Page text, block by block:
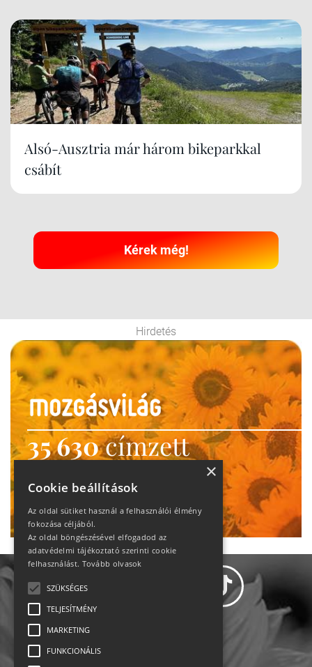
Alsó-Ausztria már három bikeparkkal
csábít
Kérek még!
Hirdetés
35 630címzett
heti motiváció
Ne maradj le!
×
Cookie beállítások
Az oldal sütiket használ a felhasználói élmény
fokozása céljából.
Az oldal böngészésével elfogadod az
adatvédelmi tájékoztató szerinti cookie
felhasználást. Tovább olvasok
SZÜKSÉGES
TELJESÍTMÉNY
MARKETING
FUNKCIONÁLIS